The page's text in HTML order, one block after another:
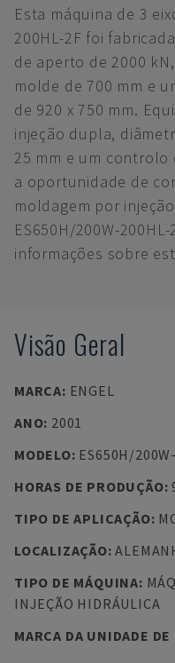
Esta máquina de 3
200HL-2F foi
de aperto de 2000
molde de 700 mm e
de 920 x 750 mm.
injeção dupla,
25 mm e um controlo
a oportunidade de
moldagem por
ES650H/200W-
informações sobre
Visão Geral
MARCA: ENGEL
ANO: 2001
MODELO: ES650H/
HORAS DE PRODUÇÃO:
TIPO DE APLICAÇÃO:
LOCALIZAÇÃO:
TIPO DE MÁQUINA:
INJEÇÃO HIDRÁULICA
MARCA DA UNIDADE